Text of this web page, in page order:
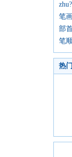
笔
部
笔
热